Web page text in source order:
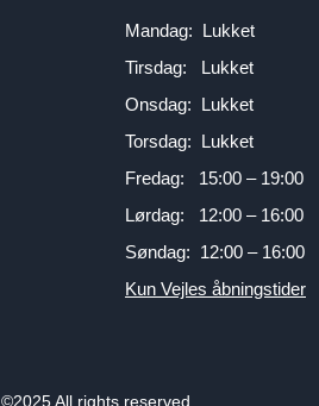
Mandag: Lukket
Tirsdag: Lukket
Onsdag: Lukket
Torsdag: Lukket
Fredag: 15:00 – 19:00
Lørdag: 12:00 – 16:00
Søndag: 12:00 – 16:00
Kun Vejles åbningstider
©2025 All rights reserved